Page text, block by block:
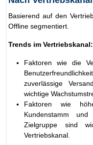
Basierend auf den
Offline segmentiert.
Trends im Vertriebskanal:
Faktoren wie die
zuverlässige
wichtige
Faktoren wie
Kundenstamm
Zielgruppe sind
Vertriebskanal.